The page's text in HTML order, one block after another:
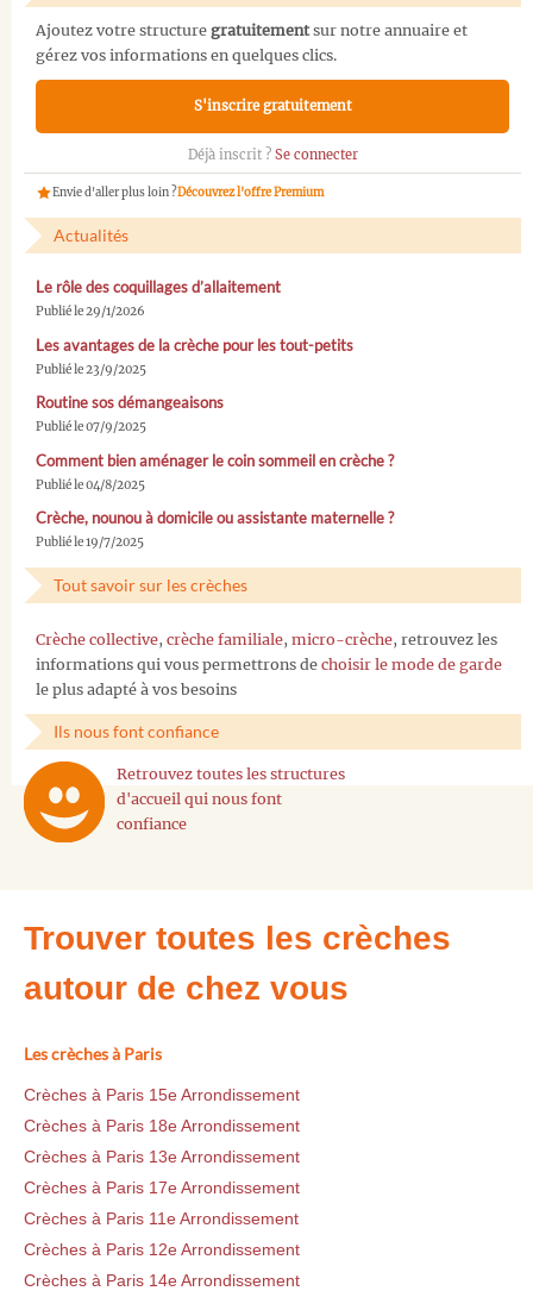
Ajoutez votre structure gratuitementsur notre annuaire et
gérez vos informations en quelques clics.
S'inscrire gratuitement
Déjà inscrit ? Se connecter
Envie d'aller plus loin ?Découvrez l'offre Premium
Actualités
Le rôle des coquillages d’allaitement
Publié le 29/1/2026
Les avantages de la crèche pour les tout-petits
Publié le 23/9/2025
Routine sos démangeaisons
Publié le 07/9/2025
Comment bien aménager le coin sommeil en crèche ?
Publié le 04/8/2025
Crèche, nounou à domicile ou assistante maternelle ?
Publié le 19/7/2025
Tout savoir sur les crèches
Crèche collective, crèche familiale, micro-crèche, retrouvez les
informations qui vous permettrons de choisir le mode de garde
le plus adapté à vos besoins
Ils nous font confiance
Retrouvez toutes les structures
d'accueil qui nous font
confiance
Trouver toutes les crèches
autour de chez vous
Les crèches à Paris
Crèches à Paris 15e Arrondissement
Crèches à Paris 18e Arrondissement
Crèches à Paris 13e Arrondissement
Crèches à Paris 17e Arrondissement
Crèches à Paris 11e Arrondissement
Crèches à Paris 12e Arrondissement
Crèches à Paris 14e Arrondissement